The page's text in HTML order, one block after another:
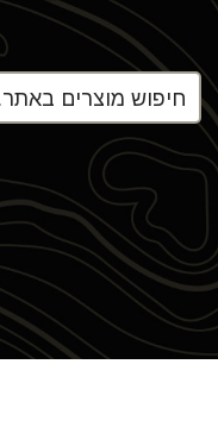
צור קשר